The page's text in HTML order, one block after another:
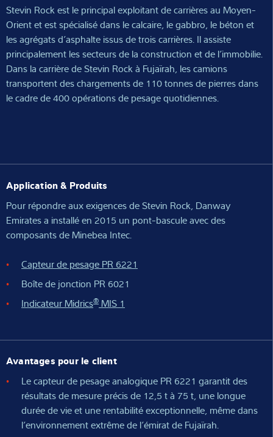
Stevin Rock est le principal exploitant de carrières au Moyen-
Orient et est spécialisé dans le calcaire, le gabbro, le béton et
les agrégats d’asphalte issus de trois carrières. Il assiste
principalement les secteurs de la construction et de l’immobilie.
Dans la carrière de Stevin Rock à Fujaïrah, les camions
transportent des chargements de 110 tonnes de pierres dans
le cadre de 400 opérations de pesage quotidiennes.
Application & Produits
Pour répondre aux exigences de Stevin Rock, Danway
Emirates a installé en 2015 un pont-bascule avec des
composants de Minebea Intec.
Capteur de pesage PR 6221
Boîte de jonction PR 6021
Indicateur Midrics® MIS 1
Avantages pour le client
Le capteur de pesage analogique PR 6221 garantit des
résultats de mesure précis de 12,5 t à 75 t, une longue
durée de vie et une rentabilité exceptionnelle, même dans
l’environnement extrême de l’émirat de Fujaïrah.